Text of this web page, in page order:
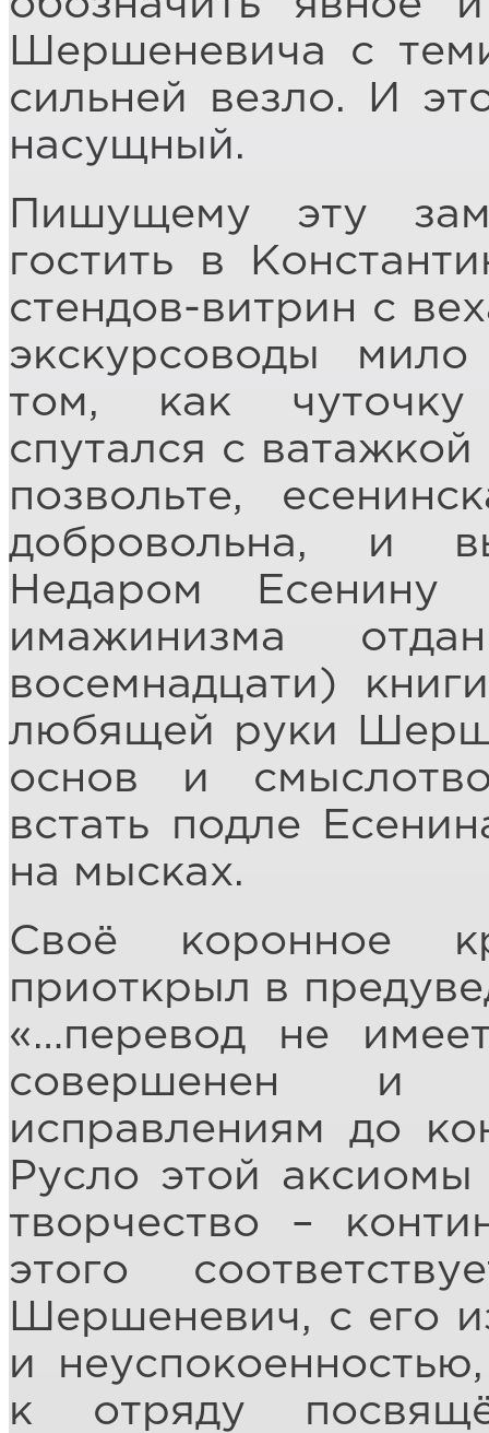
Шершеневича с
сильней везло. И
насущный.
Пишущему эту
гостить в
стендов-витрин с
экскурсоводы
том, как чуточку
спутался с
позвольте,
добровольна, и
Недаром
имажинизма
восемнадцати)
любящей руки
основ и
встать подле
на мысках.
Своё коронное
приоткрыл в
«…перевод не
совершенен и
исправлениям до
Русло этой
творчество –
этого
Шершеневич, с его
и
к отряду